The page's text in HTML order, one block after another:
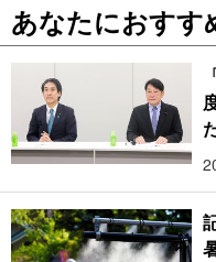
あなたにおすす